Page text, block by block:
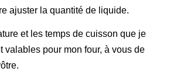
ajuster la quantité de liquide.
et les temps de cuisson que je
valables pour mon four, à vous de